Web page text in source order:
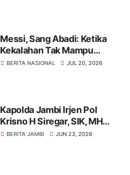
Messi, Sang Abadi: Ketika
Kekalahan Tak Mampu
Menghapus Keagungan
BERITA NASIONAL JUL 20, 2026
Kapolda Jambi Irjen Pol
Krisno H Siregar, SIK, MH
Kunjungi Gereja Batak Karo
BERITA JAMBI JUN 23, 2026